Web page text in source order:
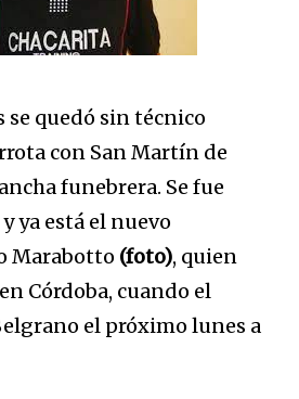
se quedó sin técnico
con San Martín de
funebrera. Se fue
ya está el nuevo
Marabotto (foto), quien
Córdoba, cuando el
el próximo lunes a